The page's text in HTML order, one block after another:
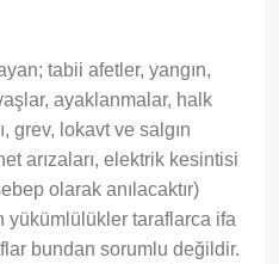
tabii afetler, yangın,
ayaklanmalar, halk
grev, lokavt ve salgın
arızaları, elektrik kesintisi
olarak anılacaktır)
yükümlülükler taraflarca ifa
bundan sorumlu değildir.